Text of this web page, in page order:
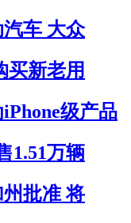
车 大众
买新老用
级产品
1.51万辆
批准 将